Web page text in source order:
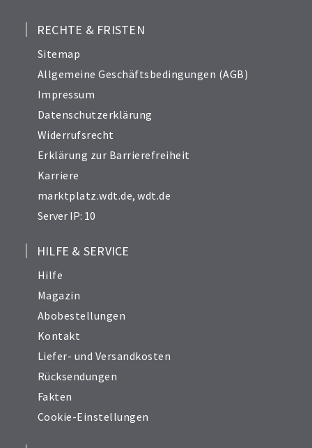
RECHTE & FRISTEN
Sitemap
Allgemeine Geschäftsbedingungen (AGB)
Impressum
Datenschutzerklärung
Widerrufsrecht
Erklärung zur Barrierefreiheit
Karriere
marktplatz.wdt.de,wdt.de
Server IP: 10
HILFE & SERVICE
Hilfe
Magazin
Abobestellungen
Kontakt
Liefer- und Versandkosten
Rücksendungen
Fakten
Cookie-Einstellungen